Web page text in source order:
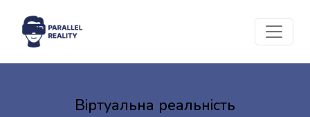
Віртуальна реальність